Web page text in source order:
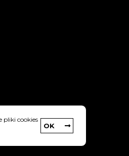
© Pinacoteca
prywatności
pliki cookies
OK